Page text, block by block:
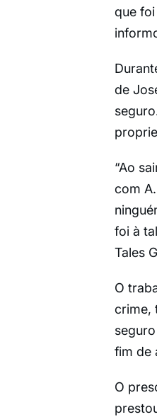
que
de
“Ao
com
foi à
Tales
O
crime,
fim de
O